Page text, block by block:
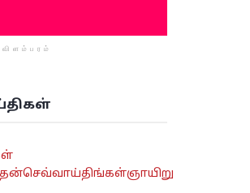
விளம்பரம்
செவ்வாய்திங்கள்ஞாயிறு